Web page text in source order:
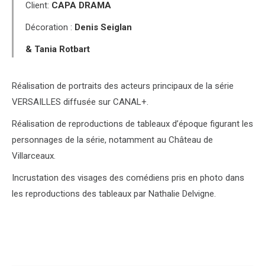
Client: CAPA DRAMA
Décoration : Denis Seiglan
& Tania Rotbart
Réalisation de portraits des acteurs principaux de la série
VERSAILLES diffusée sur CANAL+.
Réalisation de reproductions de tableaux d’époque figurant les
personnages de la série, notamment au Château de
Villarceaux.
Incrustation des visages des comédiens pris en photo dans
les reproductions des tableaux par Nathalie Delvigne.